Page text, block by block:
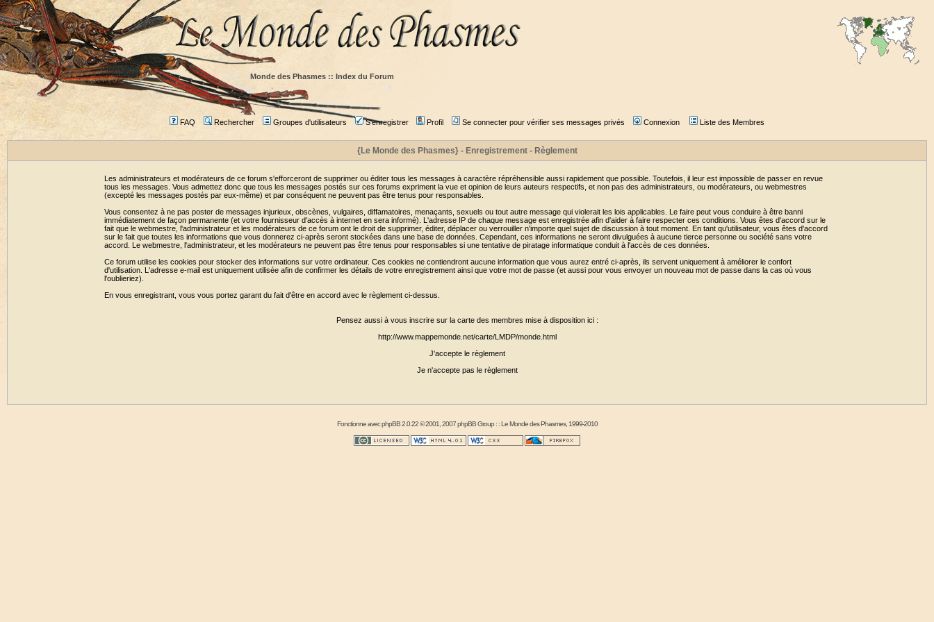
Monde des Phasmes :: Index du Forum
FAQ Rechercher Groupes d'utilisateurs S'enregistrer Profil Se connecter pour vérifier ses messages privés Connexion Liste des Membres
{Le Monde des Phasmes} - Enregistrement - Règlement
Les administrateurs et modérateurs de ce forum s'efforceront de supprimer ou éditer tous les messages à caractère répréhensible aussi rapidement que possible. Toutefois, il leur est impossible de passer en revue
tous les messages. Vous admettez donc que tous les messages postés sur ces forums expriment la vue et opinion de leurs auteurs respectifs, et non pas des administrateurs, ou modérateurs, ou webmestres
(excepté les messages postés par eux-même) et par conséquent ne peuvent pas être tenus pour responsables.
Vous consentez à ne pas poster de messages injurieux, obscènes, vulgaires, diffamatoires, menaçants, sexuels ou tout autre message qui violerait les lois applicables. Le faire peut vous conduire à être banni
immédiatement de façon permanente (et votre fournisseur d'accès à internet en sera informé). L'adresse IP de chaque message est enregistrée afin d'aider à faire respecter ces conditions. Vous êtes d'accord sur le
fait que le webmestre, l'administrateur et les modérateurs de ce forum ont le droit de supprimer, éditer, déplacer ou verrouiller n'importe quel sujet de discussion à tout moment. En tant qu'utilisateur, vous êtes d'accord
sur le fait que toutes les informations que vous donnerez ci-après seront stockées dans une base de données. Cependant, ces informations ne seront divulguées à aucune tierce personne ou société sans votre
accord. Le webmestre, l'administrateur, et les modérateurs ne peuvent pas être tenus pour responsables si une tentative de piratage informatique conduit à l'accès de ces données.
Ce forum utilise les cookies pour stocker des informations sur votre ordinateur. Ces cookies ne contiendront aucune information que vous aurez entré ci-après, ils servent uniquement à améliorer le confort
d'utilisation. L'adresse e-mail est uniquement utilisée afin de confirmer les détails de votre enregistrement ainsi que votre mot de passe (et aussi pour vous envoyer un nouveau mot de passe dans la cas où vous
l'oublieriez).
En vous enregistrant, vous vous portez garant du fait d'être en accord avec le règlement ci-dessus.
Pensez aussi à vous inscrire sur la carte des membres mise à disposition ici :
http://www.mappemonde.net/carte/LMDP/monde.html
J'accepte le règlement
Je n'accepte pas le règlement
Fonctionne avecphpBB2.0.22 © 2001, 2007 phpBB Group : :Le Monde des Phasmes, 1999-2010